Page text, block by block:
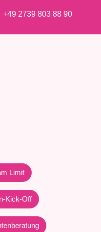
+49 2739 803 88 90
Limit
Kick-Off